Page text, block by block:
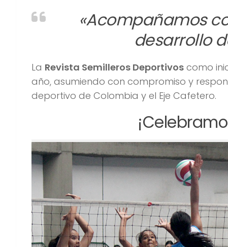
«Acompañamos
desarrollo
La Revista Semilleros Deportivos como
año, asumiendo con compromiso y
deportivo de Colombia y el Eje Cafetero.